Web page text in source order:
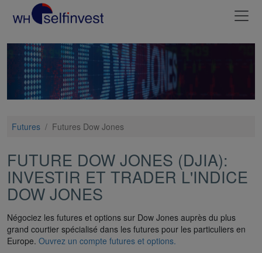
Futures / Futures Dow Jones
FUTURE DOW JONES (DJIA):
INVESTIR ET TRADER L'INDICE
DOW JONES
Négociez les futures et options sur Dow Jones auprès du plus
grand courtier spécialisé dans les futures pour les particuliers en
Europe. Ouvrez un compte futures et options.